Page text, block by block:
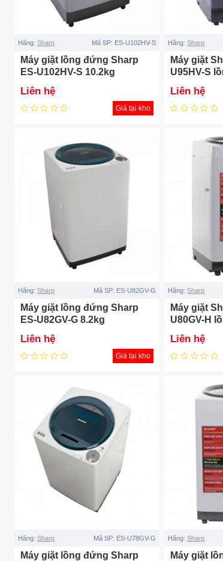
Hãng: Sharp Mã SP: ES-U102HV-S
Máy giặt lồng đứng Sharp
ES-U102HV-S 10.2kg
Liên hệ
Giá tại kho
Hãng: Sharp
Máy giặt
U95HV-S
Liên hệ
Hãng: Sharp Mã SP: ES-U82GV-G
Máy giặt lồng đứng Sharp
ES-U82GV-G 8.2kg
Liên hệ
Giá tại kho
Hãng: Sharp
Máy giặt
U80GV-H
Liên hệ
Hãng: Sharp Mã SP: ES-U78GV-G
Máy giặt lồng đứng Sharp
Hãng: Sharp
Máy giặt